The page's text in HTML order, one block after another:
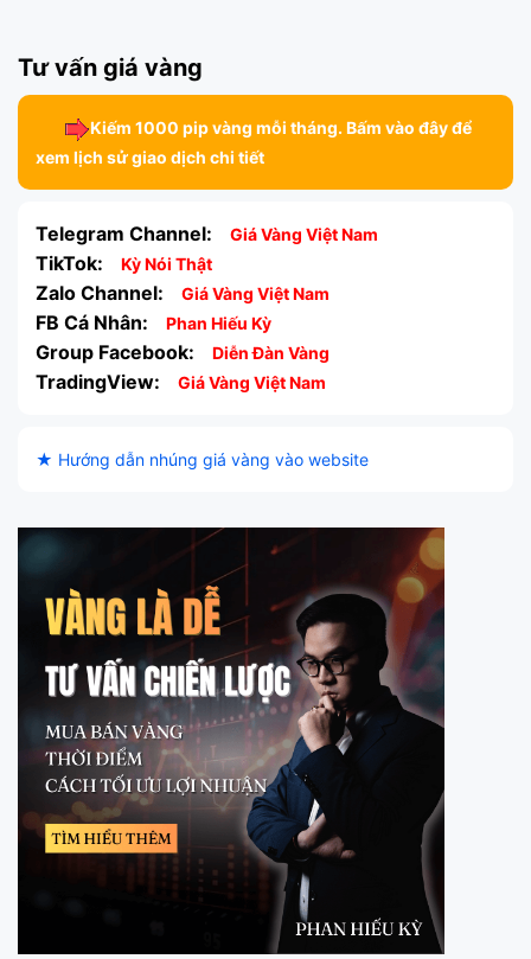
Tư vấn giá vàng
Kiếm 1000 pip vàng mỗi tháng. Bấm vào đây để
xem lịch sử giao dịch chi tiết
Telegram Channel: Giá Vàng Việt Nam
TikTok: Kỳ Nói Thật
Zalo Channel: Giá Vàng Việt Nam
FB Cá Nhân: Phan Hiếu Kỳ
Group Facebook: Diễn Đàn Vàng
TradingView: Giá Vàng Việt Nam
★ Hướng dẫn nhúng giá vàng vào website